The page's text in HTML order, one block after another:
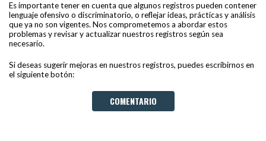
Es importante tener en cuenta que algunos registros pueden contener
lenguaje ofensivo o discriminatorio, o reflejar ideas, prácticas y análisis
que ya no son vigentes. Nos comprometemos a abordar estos
problemas y revisar y actualizar nuestros registros según sea
necesario.
Si deseas sugerir mejoras en nuestros registros, puedes escribirnos en
el siguiente botón:
COMENTARIO